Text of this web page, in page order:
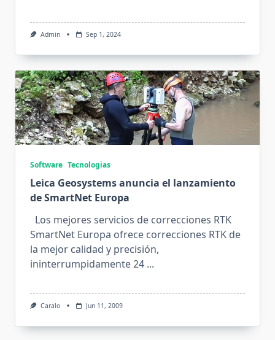
Admin Sep 1, 2024
Software Tecnologias
Leica Geosystems anuncia el lanzamiento
de SmartNet Europa
Los mejores servicios de correcciones RTK
SmartNet Europa ofrece correcciones RTK de
la mejor calidad y precisión,
ininterrumpidamente 24 ...
Caralo Jun 11, 2009